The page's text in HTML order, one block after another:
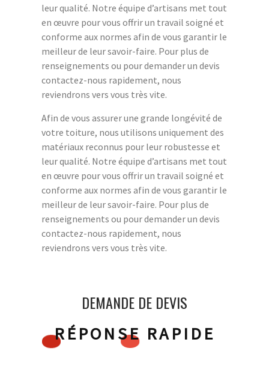
leur qualité. Notre équipe d’artisans met tout
en œuvre pour vous offrir un travail soigné et
conforme aux normes afin de vous garantir le
meilleur de leur savoir-faire. Pour plus de
renseignements ou pour demander un devis
contactez-nous rapidement, nous
reviendrons vers vous très vite.
Afin de vous assurer une grande longévité de
votre toiture, nous utilisons uniquement des
matériaux reconnus pour leur robustesse et
leur qualité. Notre équipe d’artisans met tout
en œuvre pour vous offrir un travail soigné et
conforme aux normes afin de vous garantir le
meilleur de leur savoir-faire. Pour plus de
renseignements ou pour demander un devis
contactez-nous rapidement, nous
reviendrons vers vous très vite.
DEMANDE DE DEVIS
RÉPONSE RAPIDE